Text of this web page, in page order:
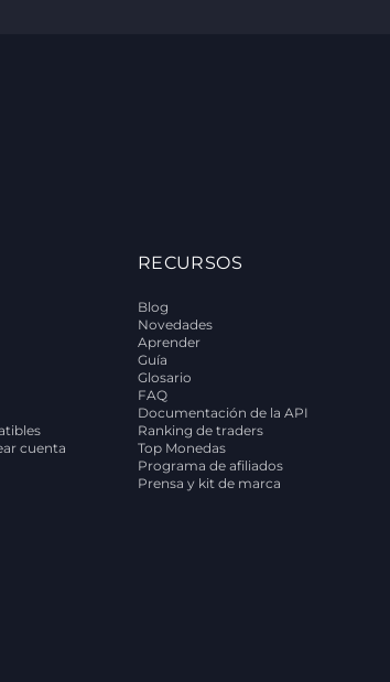
cuenta
RECURSOS
Blog
Novedades
Aprender
Guía
Glosario
FAQ
Documentación de la API
Ranking de traders
Top Monedas
Programa de afiliados
Prensa y kit de marca